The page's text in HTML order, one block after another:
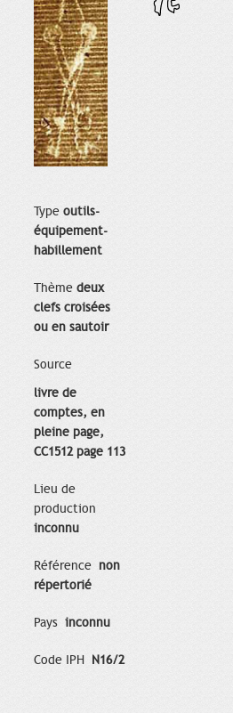
Type outils-
équipement-
habillement
Thème deux
clefs croisées
ou en sautoir
Source
livre de
comptes, en
pleine page,
CC1512 page 113
Lieu de
production
inconnu
Référence non
répertorié
Pays inconnu
Code IPH N16/2